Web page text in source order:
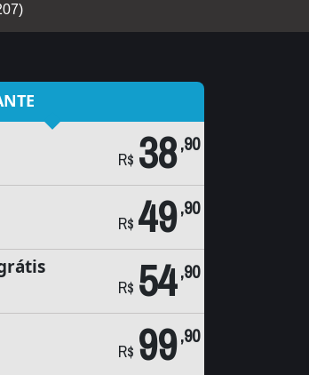
R$ 38,90
R$ 49,90
R$ 54,90
R$ 99,90